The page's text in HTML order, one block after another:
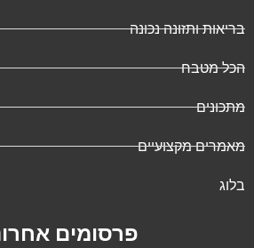
בריאות ותזונה נכונה
הכל מטבח
מתכונים
מאמרים מקצועיים
בלוג
פרסומים